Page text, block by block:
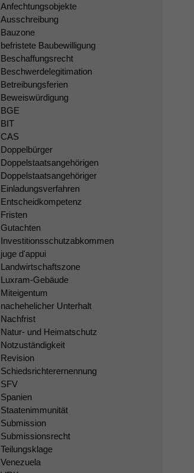
Anfechtungsobjekte
Ausschreibung
Bauzone
befristete Baubewilligung
Beschaffungsrecht
Beschwerdelegitimation
Betreibungsferien
Beweiswürdigung
BGE
BIT
CAS
Doppelbürger
Doppelstaatsangehörigen
Doppelstaatsangehöriger
Einladungsverfahren
Entscheidkompetenz
Fristen
Gutachten
Investitionsschutzabkommen
juge d'appui
Landwirtschaftszone
Luxram-Gebäude
Miteigentum
nachehelicher Unterhalt
Nachfrist
Natur- und Heimatschutz
Notzuständigkeit
Revision
Schiedsrichterernennung
SFV
Spanien
Staatenimmunität
Submission
Submissionsrecht
Teilungsklage
Venezuela